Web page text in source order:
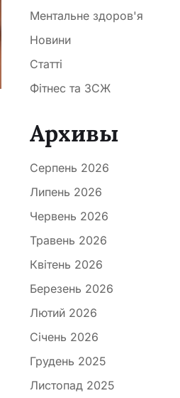
Ментальне здоров'я
Новини
Статті
Фітнес та ЗСЖ
Архивы
Серпень 2026
Липень 2026
Червень 2026
Травень 2026
Квітень 2026
Березень 2026
Лютий 2026
Січень 2026
Грудень 2025
Листопад 2025